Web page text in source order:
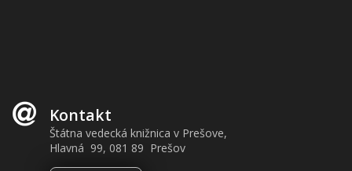
Kontakt
Štátna vedecká knižnica v Prešove,
Hlavná 99, 081 89 Prešov